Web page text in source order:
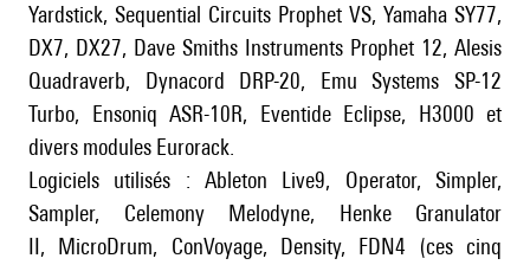
Yardstick, Sequential Circuits Prophet VS, Yamaha SY77,
DX7, DX27, Dave Smiths Instruments Prophet 12, Alesis
Quadraverb, Dynacord DRP-20, Emu Systems SP-12
Turbo, Ensoniq ASR-10R, Eventide Eclipse, H3000 et
divers modules Eurorack.
Logiciels utilisés : Ableton Live9, Operator, Simpler,
Sampler, Celemony Melodyne, Henke Granulator
II, MicroDrum, ConVoyage, Density, FDN4 (ces cinq